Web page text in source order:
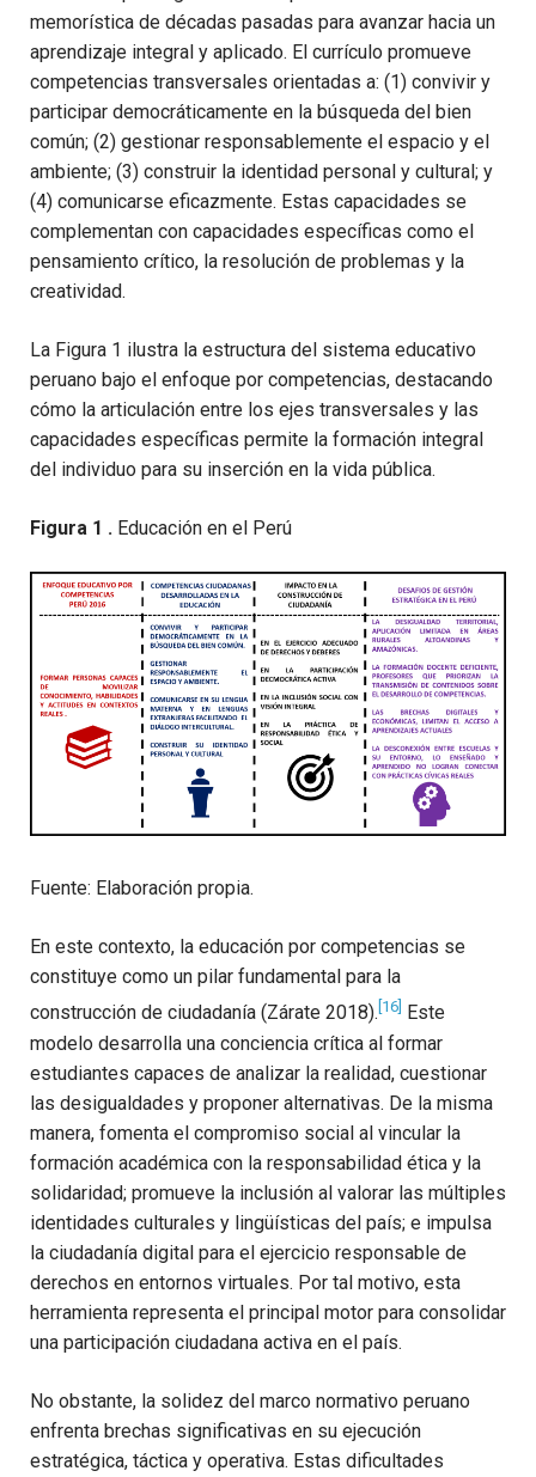
memorística de décadas pasadas para avanzar hacia un
aprendizaje integral y aplicado. El currículo promueve
competencias transversales orientadas a: (1) convivir y
participar democráticamente en la búsqueda del bien
común; (2) gestionar responsablemente el espacio y el
ambiente; (3) construir la identidad personal y cultural; y
(4) comunicarse eficazmente. Estas capacidades se
complementan con capacidades específicas como el
pensamiento crítico, la resolución de problemas y la
creatividad.
La Figura 1 ilustra la estructura del sistema educativo
peruano bajo el enfoque por competencias, destacando
cómo la articulación entre los ejes transversales y las
capacidades específicas permite la formación integral
del individuo para su inserción en la vida pública.
Figura 1 . Educación en el Perú
Fuente: Elaboración propia.
En este contexto, la educación por competencias se
constituye como un pilar fundamental para la
construcción de ciudadanía (Zárate 2018). [16] Este
modelo desarrolla una conciencia crítica al formar
estudiantes capaces de analizar la realidad, cuestionar
las desigualdades y proponer alternativas. De la misma
manera, fomenta el compromiso social al vincular la
formación académica con la responsabilidad ética y la
solidaridad; promueve la inclusión al valorar las múltiples
identidades culturales y lingüísticas del país; e impulsa
la ciudadanía digital para el ejercicio responsable de
derechos en entornos virtuales. Por tal motivo, esta
herramienta representa el principal motor para consolidar
una participación ciudadana activa en el país.
No obstante, la solidez del marco normativo peruano
enfrenta brechas significativas en su ejecución
estratégica, táctica y operativa. Estas dificultades